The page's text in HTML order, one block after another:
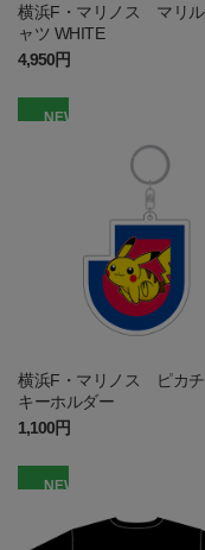
横浜F・マリノス マリ
ャツ WHITE
4,950円
NEW
横浜F・マリノス ピカ
キーホルダー
1,100円
NEW